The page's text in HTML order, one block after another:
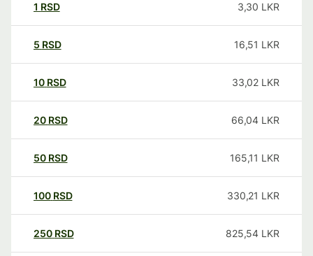
1 RSD 3,30 LKR
5 RSD 16,51 LKR
10 RSD 33,02 LKR
20 RSD 66,04 LKR
50 RSD 165,11 LKR
100 RSD 330,21 LKR
250 RSD 825,54 LKR